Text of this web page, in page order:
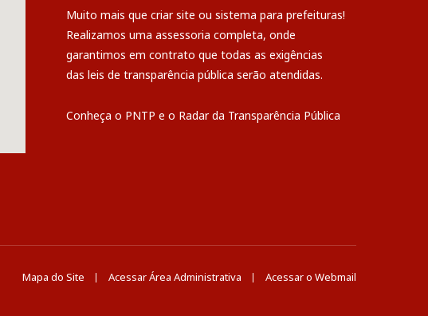
Muito mais que criar site ou sistema para prefeituras!
Realizamos uma assessoria completa, onde
garantimos em contrato que todas as exigências
das leis de transparência pública serão atendidas.
Conheça o PNTP e o Radar da Transparência Pública
Mapa do Site Acessar Área Administrativa Acessar o Webmail